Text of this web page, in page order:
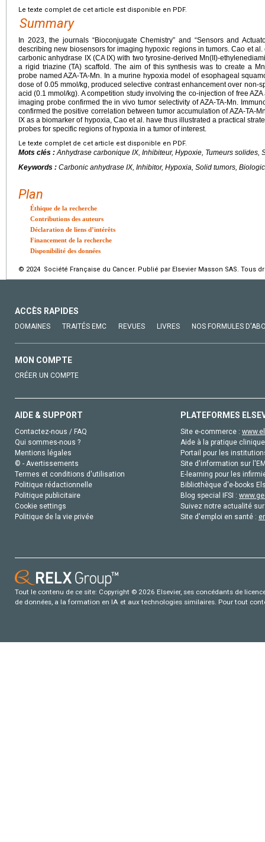
Le texte complet de cet article est disponible en PDF.
Summary
In 2023, the journals “Bioconjugate Chemistry” and “Sensors and
describing new biosensors for imaging hypoxic regions in tumors. Cao et
carbonic anhydrase IX (CA IX) with two tyrosine-derived Mn(II)-
a rigid triazine (TA) scaffold. The aim of this synthesis was to create a
probe named AZA-TA-Mn. In a murine hypoxia model of esophageal
dose of 0.05 mmol/kg, produced selective contrast enhancement over non-
acid (0.1 mmol/kg). A competition study involving the co-injection of free
imaging probe confirmed the in vivo tumor selectivity of AZA-TA-Mn.
confirmed the positive correlation between tumor accumulation of AZA-TA-
IX as a biomarker of hypoxia, Cao et al. have thus illustrated a practical
probes for specific regions of hypoxia in a tumor of interest.
Le texte complet de cet article est disponible en PDF.
Mots clés :Anhydrase carbonique IX, Inhibiteur, Hypoxie, Tumeurs solides,
Keywords : Carbonic anhydrase IX, Inhibitor, Hypoxia, Solid tumors,
Plan
Éthique de la recherche
Contributions des auteurs
Déclaration de liens d’intérêts
Financement de la recherche
Disponibilité des données
© 2024 Société Française du Cancer. Publié par Elsevier Masson SAS. Tous
ACCÈS RAPIDES
DOMAINES TRAITÉS EMC REVUES LIVRES NOS FORMULES
MON COMPTE
CRÉER UN COMPTE
AIDE & SUPPORT
Contactez-nous / FAQ
Qui sommes-nous ?
Mentions légales
© - Avertissements
Termes et conditions d'utilisation
Politique rédactionnelle
Politique publicitaire
Cookie settings
Politique de la vie privée
PLATEFORMES
Site e-commerce :
Aide à la pratique
Portail pour les
Site d'information sur
E-learning pour les
Bibliothèque d'e-books
Blog special IFSI :
Suivez notre actualité
Site d'emploi en santé :
Tout le contenu de ce site: Copyright © 2026 Elsevier, ses concédants de
de données, a la formation en IA et aux technologies similaires. Pour tout